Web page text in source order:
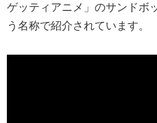
ゲッティアニメ」のサンドボ
う名称で紹介されています。